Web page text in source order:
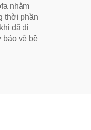
nhằm
thời phần
đã di
bảo vệ bề